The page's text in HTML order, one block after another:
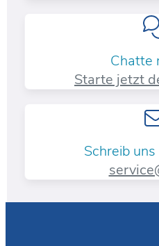
Chatte
Starte jetzt
Schreib